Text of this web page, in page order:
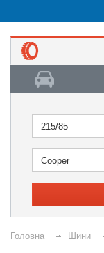
215/85
Cooper
Головна Шини